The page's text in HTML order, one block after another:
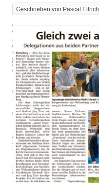
Geschrieben von Pascal Eilrich